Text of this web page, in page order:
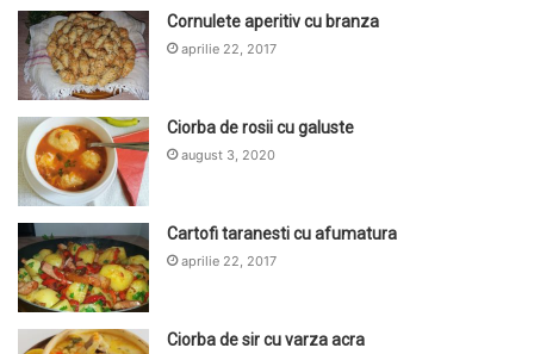
Cornulete aperitiv cu branza
aprilie 22, 2017
Ciorba de rosii cu galuste
august 3, 2020
Cartofi taranesti cu afumatura
aprilie 22, 2017
Ciorba de sir cu varza acra